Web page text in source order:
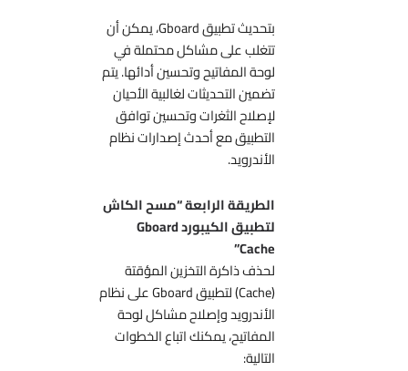
بتحديث تطبيق Gboard، يمكن أن
تتغلب على مشاكل محتملة في
لوحة المفاتيح وتحسين أدائها. يتم
تضمين التحديثات لغالبية الأحيان
لإصلاح الثغرات وتحسين توافق
التطبيق مع أحدث إصدارات نظام
الأندرويد.
الطريقة الرابعة “مسح الكاش
لتطبيق الكيبورد Gboard
Cache”
لحذف ذاكرة التخزين المؤقتة
(Cache) لتطبيق Gboard على نظام
الأندرويد وإصلاح مشاكل لوحة
المفاتيح، يمكنك اتباع الخطوات
التالية: